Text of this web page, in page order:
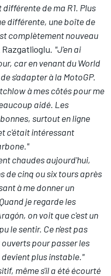
de ma R1. Plus
différente, une boîte de
complètement nouveau
"J'en ai
car en venant du World
s'adapter à la MotoGP.
à mes côtés pour me
aidé. Les
surtout en ligne
c'était intéressant
chaudes aujourd'hui,
de cinq ou six tours après
à me donner un
je regarde les
on voit que c'est un
le sentir. Ce n'est pas
pour passer les
plus instable."
même s'il a été écourté